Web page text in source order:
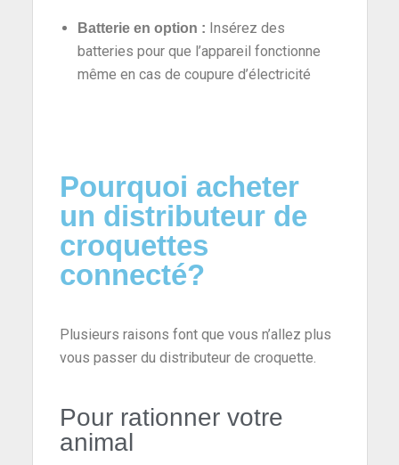
Batterie en option : Insérez des
batteries pour que l’appareil fonctionne
même en cas de coupure d’électricité
Pourquoi acheter
un distributeur de
croquettes
connecté?
Plusieurs raisons font que vous n’allez plus
vous passer du distributeur de croquette.
Pour rationner votre
animal